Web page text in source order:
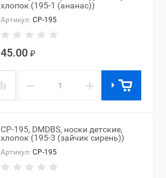
хлопок (195-1 (ананас))
Артикул: CP-195
45.00 ₽
− +
CP-195, DMDBS, носки детские,
хлопок (195-3 (зайчик сирень))
Артикул: CP-195